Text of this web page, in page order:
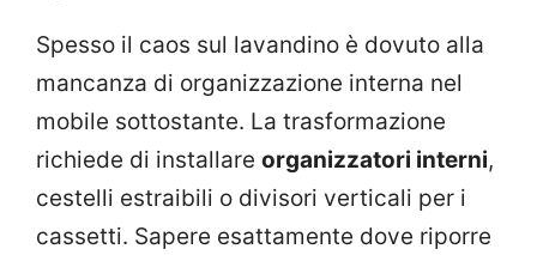
Spesso il caos sul lavandino è dovuto alla
mancanza di organizzazione interna nel
mobile sottostante. La trasformazione
richiede di installare organizzatori interni,
cestelli estraibili o divisori verticali per i
cassetti. Sapere esattamente dove riporre